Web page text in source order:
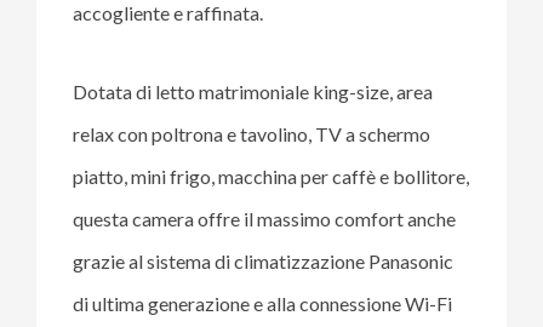
accogliente e raffinata.
Dotata di letto matrimoniale king-size, area
relax con poltrona e tavolino, TV a schermo
piatto, mini frigo, macchina per caffè e bollitore,
questa camera offre il massimo comfort anche
grazie al sistema di climatizzazione Panasonic
di ultima generazione e alla connessione Wi-Fi